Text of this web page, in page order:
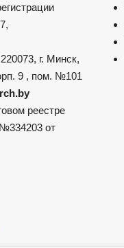
220073, г. Минск,
9 , пом. №101
реестре
от